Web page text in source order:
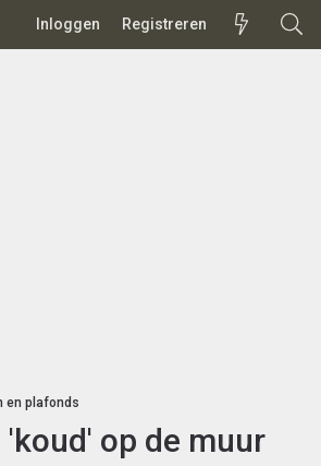
Inloggen Registreren
en plafonds
op de muur